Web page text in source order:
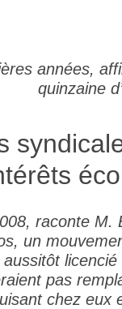
années,
quinzaine
raconte M.
un
pas
chez